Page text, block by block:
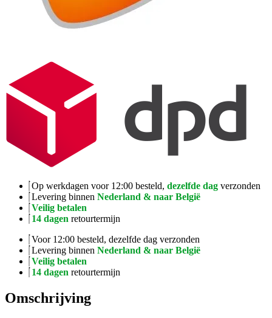
Op werkdagen voor 12:00 besteld, dezelfde dag verzonden
Levering binnen Nederland & naar België
Veilig betalen
14 dagen retourtermijn
Voor 12:00 besteld, dezelfde dag verzonden
Levering binnen Nederland & naar België
Veilig betalen
14 dagen retourtermijn
Omschrijving